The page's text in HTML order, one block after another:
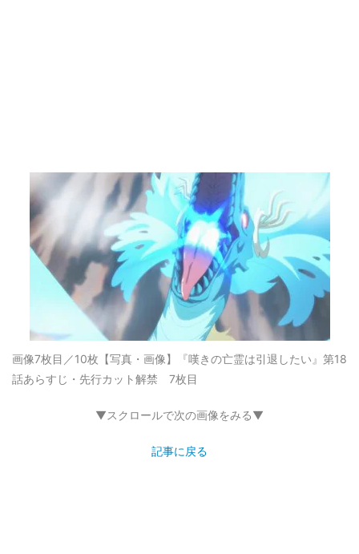
画像7枚目／10枚 【写真・画像】『嘆きの亡霊は引退したい』第18
話あらすじ・先行カット解禁 7枚目
▼スクロールで次の画像をみる▼
記事に戻る